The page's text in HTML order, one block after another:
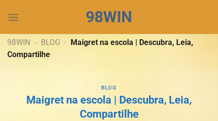
đến
dung
98WIN
98WIN - BLOG - Maigret na escola | Descubra, Leia,
Compartilhe
BLOG
Maigret na escola | Descubra, Leia,
Compartilhe